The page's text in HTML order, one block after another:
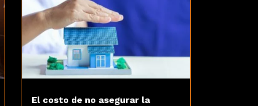
El costo de no asegurar la